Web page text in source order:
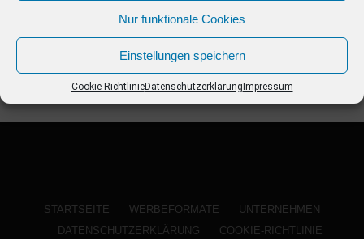
Nur funktionale Cookies
Einstellungen speichern
Cookie-RichtlinieDatenschutzerklärung Impressum
STARTSEITE WERBEFORMATE
UNTERNEHMEN
DATENSCHUTZERKLÄRUNG
COOKIE-RICHTLINIE